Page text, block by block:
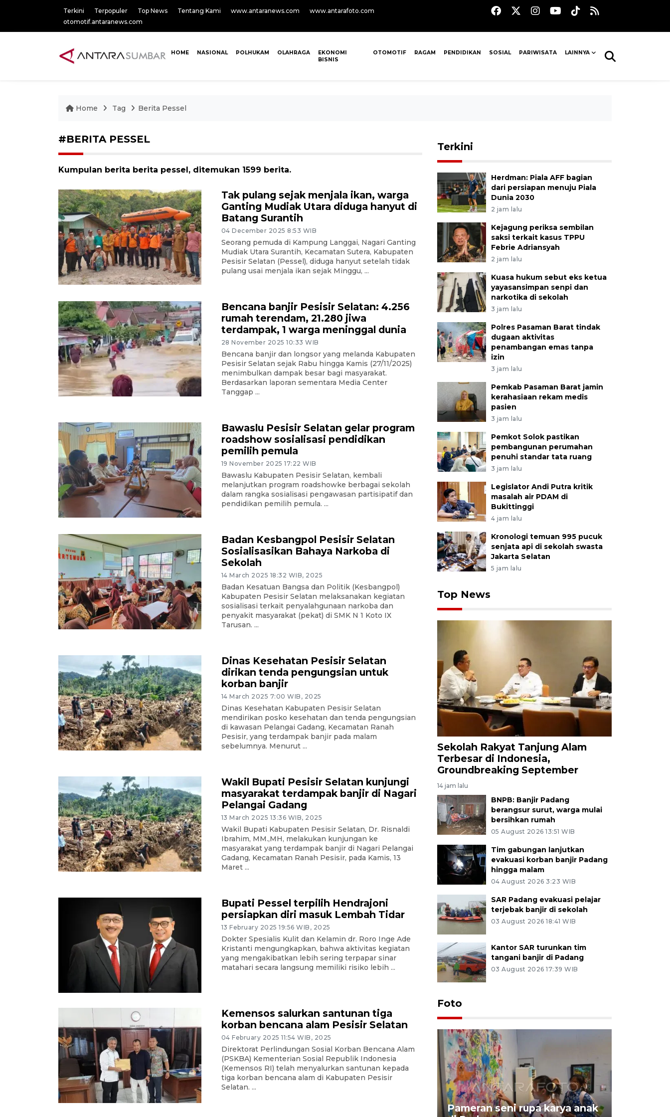
Terkini Terpopuler Top News Tentang Kami www.antaranews.com
www.antarafoto.com
otomotif.antaranews.com
HOME NASIONAL POLHUKAM OLAHRAGA
EKONOMI
BISNIS
OTOMOTIF RAGAM PENDIDIKAN SOSIAL PARIWISATA LAINNYA
Home Tag Berita Pessel
#BERITA PESSEL
Kumpulan berita berita pessel, ditemukan 1599 berita.
Tak pulang sejak menjala ikan, warga
Ganting Mudiak Utara diduga hanyut di
Batang Surantih
04 December 2025 8:53 WIB
Seorang pemuda di Kampung Langgai, Nagari Ganting
Mudiak Utara Surantih, Kecamatan Sutera, Kabupaten
Pesisir Selatan (Pessel), diduga hanyut setelah tidak
pulang usai menjala ikan sejak Minggu, ...
Bencana banjir Pesisir Selatan: 4.256
rumah terendam, 21.280 jiwa
terdampak, 1 warga meninggal dunia
28 November 2025 10:33 WIB
Bencana banjir dan longsor yang melanda Kabupaten
Pesisir Selatan sejak Rabu hingga Kamis (27/11/2025)
menimbulkan dampak besar bagi masyarakat.
Berdasarkan laporan sementara Media Center
Tanggap ...
Bawaslu Pesisir Selatan gelar program
roadshow sosialisasi pendidikan
pemilih pemula
19 November 2025 17:22 WIB
Bawaslu Kabupaten Pesisir Selatan, kembali
melanjutkan program roadshowke berbagai sekolah
dalam rangka sosialisasi pengawasan partisipatif dan
pendidikan pemilih pemula. ...
Badan Kesbangpol Pesisir Selatan
Sosialisasikan Bahaya Narkoba di
Sekolah
14 March 2025 18:32 WIB, 2025
Badan Kesatuan Bangsa dan Politik (Kesbangpol)
Kabupaten Pesisir Selatan melaksanakan kegiatan
sosialisasi terkait penyalahgunaan narkoba dan
penyakit masyarakat (pekat) di SMK N 1 Koto IX
Tarusan. ...
Dinas Kesehatan Pesisir Selatan
dirikan tenda pengungsian untuk
korban banjir
14 March 2025 7:00 WIB, 2025
Dinas Kesehatan Kabupaten Pesisir Selatan
mendirikan posko kesehatan dan tenda pengungsian
di kawasan Pelangai Gadang, Kecamatan Ranah
Pesisir, yang terdampak banjir pada malam
sebelumnya. Menurut ...
Wakil Bupati Pesisir Selatan kunjungi
masyarakat terdampak banjir di Nagari
Pelangai Gadang
13 March 2025 13:36 WIB, 2025
Wakil Bupati Kabupaten Pesisir Selatan, Dr. Risnaldi
Ibrahim, MM.,MH, melakukan kunjungan ke
masyarakat yang terdampak banjir di Nagari Pelangai
Gadang, Kecamatan Ranah Pesisir, pada Kamis, 13
Maret ...
Bupati Pessel terpilih Hendrajoni
persiapkan diri masuk Lembah Tidar
13 February 2025 19:56 WIB, 2025
Dokter Spesialis Kulit dan Kelamin dr. Roro Inge Ade
Kristanti mengungkapkan, bahwa aktivitas kegiatan
yang mengakibatkan lebih sering terpapar sinar
matahari secara langsung memiliki risiko lebih ...
Kemensos salurkan santunan tiga
korban bencana alam Pesisir Selatan
04 February 2025 11:54 WIB, 2025
Direktorat Perlindungan Sosial Korban Bencana Alam
(PSKBA) Kementerian Sosial Republik Indonesia
(Kemensos RI) telah menyalurkan santunan kepada
tiga korban bencana alam di Kabupaten Pesisir
Selatan. ...
Terkini
Herdman: Piala AFF bagian
dari persiapan menuju Piala
Dunia 2030
2 jam lalu
Kejagung periksa sembilan
saksi terkait kasus TPPU
Febrie Adriansyah
2 jam lalu
Kuasa hukum sebut eks ketua
yayasansimpan senpi dan
narkotika di sekolah
3 jam lalu
Polres Pasaman Barat tindak
dugaan aktivitas
penambangan emas tanpa
izin
3 jam lalu
Pemkab Pasaman Barat jamin
kerahasiaan rekam medis
pasien
3 jam lalu
Pemkot Solok pastikan
pembangunan perumahan
penuhi standar tata ruang
3 jam lalu
Legislator Andi Putra kritik
masalah air PDAM di
Bukittinggi
4 jam lalu
Kronologi temuan 995 pucuk
senjata api di sekolah swasta
Jakarta Selatan
5 jam lalu
Top News
Sekolah Rakyat Tanjung Alam
Terbesar di Indonesia,
Groundbreaking September
14 jam lalu
BNPB: Banjir Padang
berangsur surut, warga mulai
bersihkan rumah
05 August 2026 13:51 WIB
Tim gabungan lanjutkan
evakuasi korban banjir Padang
hingga malam
04 August 2026 3:23 WIB
SAR Padang evakuasi pelajar
terjebak banjir di sekolah
03 August 2026 18:41 WIB
Kantor SAR turunkan tim
tangani banjir di Padang
03 August 2026 17:39 WIB
Foto
Pameran seni rupa karya anak